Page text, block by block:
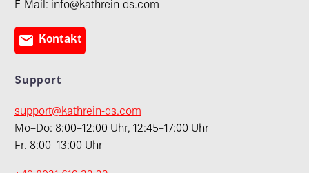
E-Mail: info@kathrein-ds.com
 Kontakt
Support
support@kathrein-ds.com
Mo–Do: 8:00–12:00 Uhr, 12:45–17:00 Uhr
Fr. 8:00–13:00 Uhr